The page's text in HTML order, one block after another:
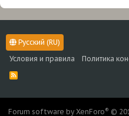
Русский (RU)
Условия и правила
Политика
R
S
Forum software by XenForo® ©